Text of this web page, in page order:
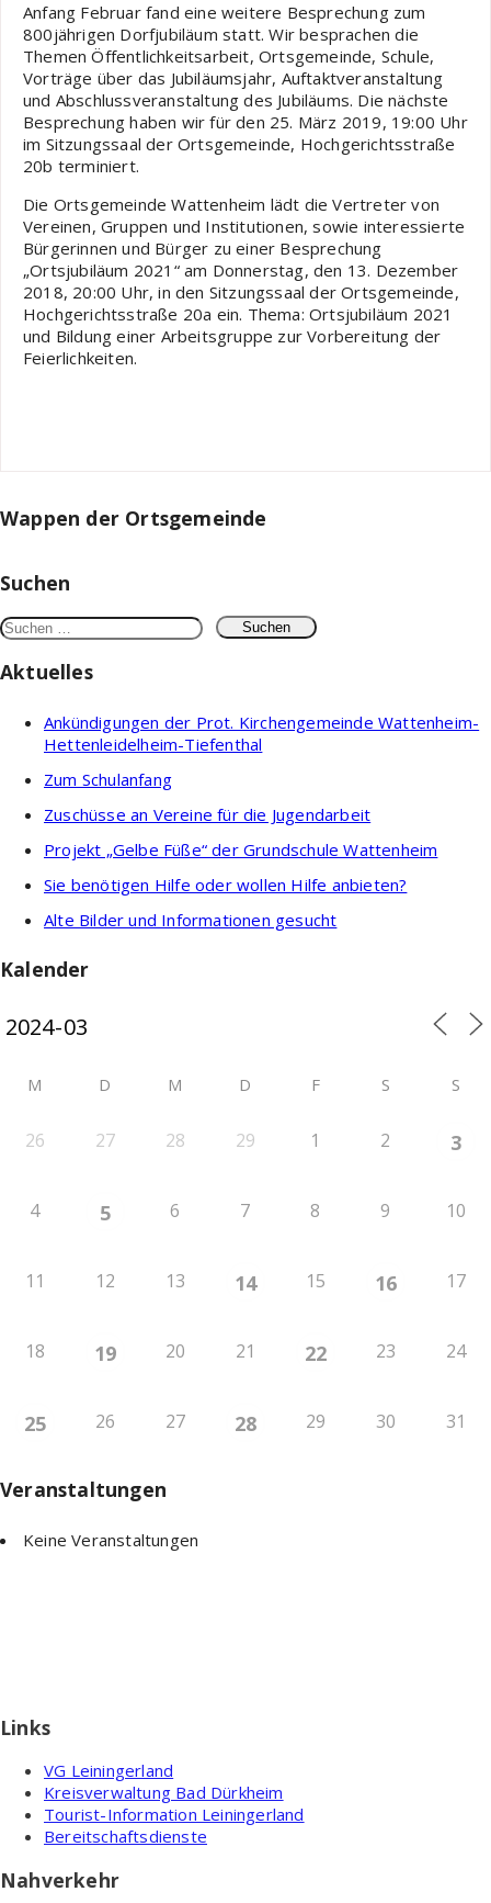
Anfang Februar fand eine weitere Besprechung zum
800jährigen Dorfjubiläum statt. Wir besprachen die
Themen Öffentlichkeitsarbeit, Ortsgemeinde, Schule,
Vorträge über das Jubiläumsjahr, Auftaktveranstaltung
und Abschlussveranstaltung des Jubiläums. Die nächste
Besprechung haben wir für den 25. März 2019, 19:00 Uhr
im Sitzungssaal der Ortsgemeinde, Hochgerichtsstraße
20b terminiert.
Die Ortsgemeinde Wattenheim lädt die Vertreter von
Vereinen, Gruppen und Institutionen, sowie interessierte
Bürgerinnen und Bürger zu einer Besprechung
„Ortsjubiläum 2021“ am Donnerstag, den 13. Dezember
2018, 20:00 Uhr, in den Sitzungssaal der Ortsgemeinde,
Hochgerichtsstraße 20a ein. Thema: Ortsjubiläum 2021
und Bildung einer Arbeitsgruppe zur Vorbereitung der
Feierlichkeiten.
Wappen der Ortsgemeinde
Suchen
Suchen
nach:
Aktuelles
Ankündigungen der Prot. Kirchengemeinde Wattenheim-
Hettenleidelheim-Tiefenthal
Zum Schulanfang
Zuschüsse an Vereine für die Jugendarbeit
Projekt „Gelbe Füße“ der Grundschule Wattenheim
Sie benötigen Hilfe oder wollen Hilfe anbieten?
Alte Bilder und Informationen gesucht
Kalender
M D M D F S S
26 27 28 29 1 2 3
4 5 6 7 8 9 10
11 12 13 14 15 16 17
18 19 20 21 22 23 24
25 26 27 28 29 30 31
Veranstaltungen
Keine Veranstaltungen
Links
VG Leiningerland
Kreisverwaltung Bad Dürkheim
Tourist-Information Leiningerland
Bereitschaftsdienste
Nahverkehr